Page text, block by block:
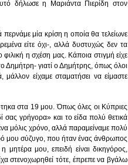
δήλωσε η Μαριάντα Πιερίδη στον
μία κρίση η οποία θα τελείωνε
είτε όχι-, αλλά δυστυχώς δεν τα
η σχέση μας. Κάποια στιγμή είχε
Δημήτρη- γιατί ο Δημήτρης, όπως όλοι
είχαμε σταματήσει να είμαστε
στα 19 μου. Όπως όλες οι Κύπριες
σας γρήγορα» και το είδα πολύ θετικά
μόλις χρόνο, αλλά παραμείναμε πολύ
μου σύζυγο, που ήταν ένας άνθρωπος
μου, επειδή είναι δικηγόρος,
στενοχωρηθεί τότε, έπρεπε να βγάλω